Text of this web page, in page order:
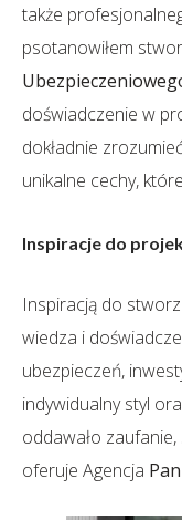
także
psotanowiłem
doświadczenie w
dokładnie
unikalne cechy,
Inspiracje do
Inspiracją do
wiedza i
ubezpieczeń,
indywidualny styl
oddawało
oferuje Agencja